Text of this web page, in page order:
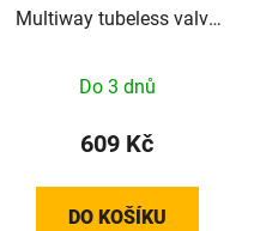
Multiway tubeless valve
Do 3 dnů
609 Kč
DO KOŠÍKU